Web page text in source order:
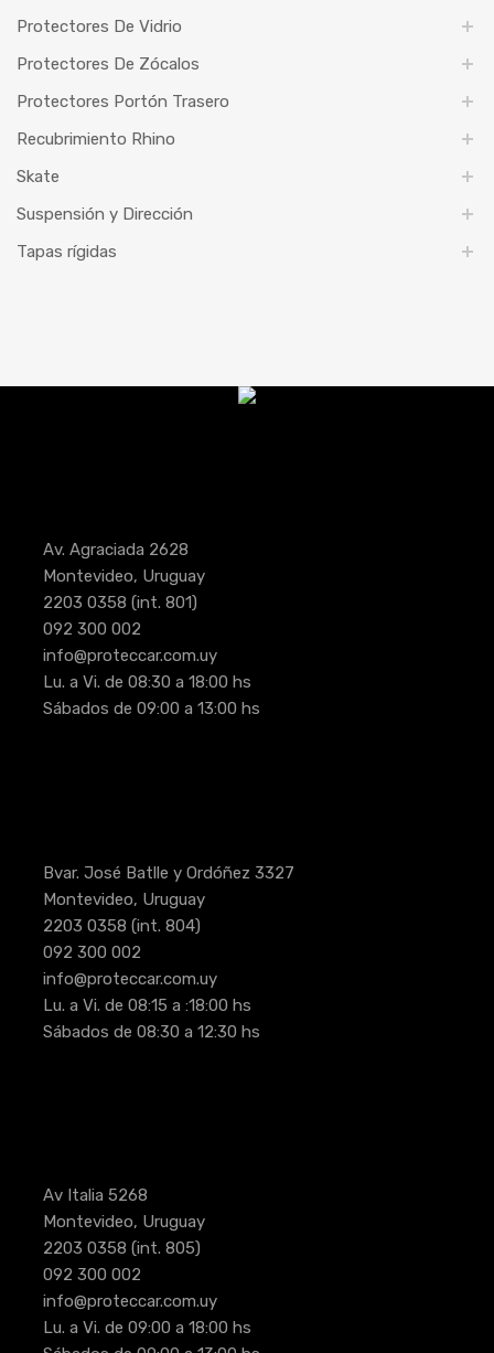
Protectores De Vidrio
Protectores De Zócalos
Protectores Portón Trasero
Recubrimiento Rhino
Skate
Suspensión y Dirección
Tapas rígidas
Av. Agraciada 2628
Montevideo, Uruguay
2203 0358 (int. 801)
092 300 002
info@proteccar.com.uy
Lu. a Vi. de 08:30 a 18:00 hs
Sábados de 09:00 a 13:00 hs
Bvar. José Batlle y Ordóñez 3327
Montevideo, Uruguay
2203 0358 (int. 804)
092 300 002
info@proteccar.com.uy
Lu. a Vi. de 08:15 a :18:00 hs
Sábados de 08:30 a 12:30 hs
Av Italia 5268
Montevideo, Uruguay
2203 0358 (int. 805)
092 300 002
info@proteccar.com.uy
Lu. a Vi. de 09:00 a 18:00 hs